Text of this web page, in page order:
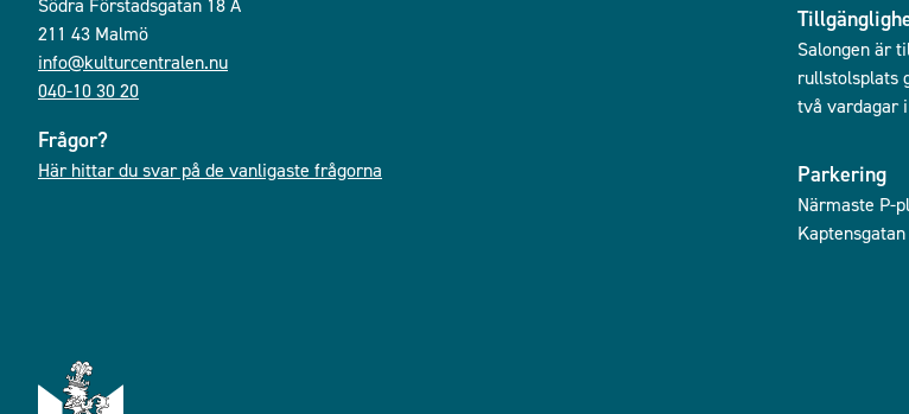
Södra Förstadsgatan 18 A
211 43 Malmö
info@kulturcentralen.nu
040-10 30 20
Frågor?
Här hittar du svar på de vanligaste frågorna
Salongen är
rullstolsplats
två vardagar
Parkering
Närmaste P-